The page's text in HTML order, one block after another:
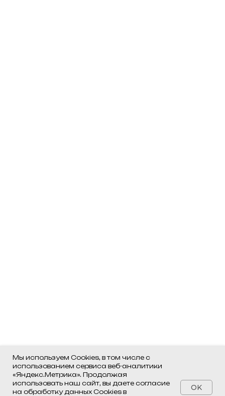
Мы используем Cookies, в том числе с
использованием сервиса веб-аналитики
«Яндекс.Метрика». Продолжая
использовать наш сайт, вы даете согласие
на обработку данных Cookies в
OK